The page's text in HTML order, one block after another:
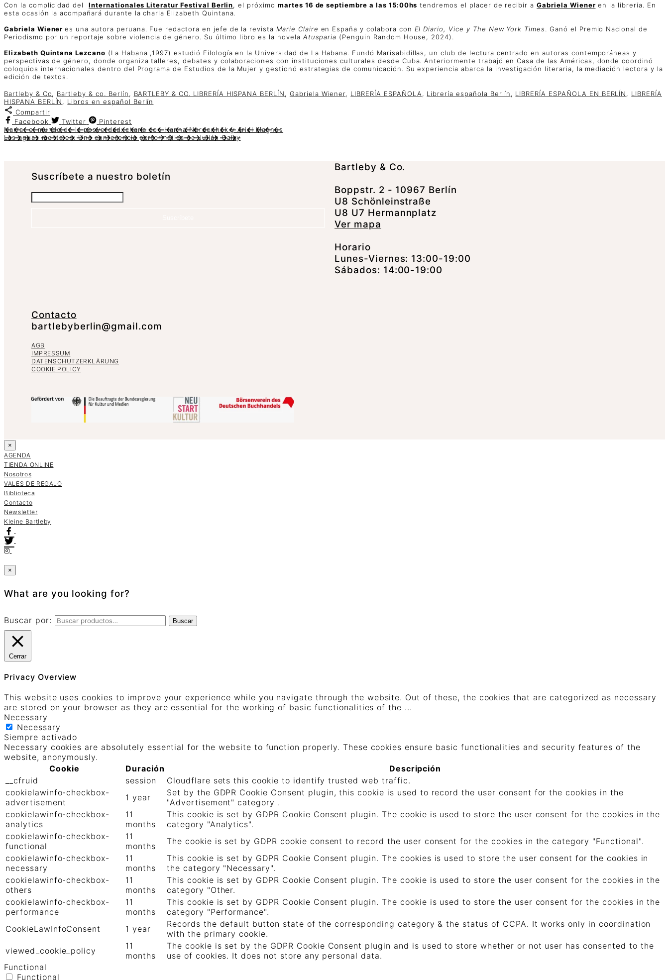
Con la complicidad delInternationales Literatur Festival Berlin, el próximo martes 16 de septiembre a las 15:00hs tendremos el placer de recibir aGabriela Wiener en la librería. En
esta ocasión la acompañará durante la charla Elizabeth Quintana.
Gabriela Wieneres una autora peruana. Fue redactora en jefe de la revistaMarie Claire en España y colabora con El Diario, Vice y The New York Times. Ganó el Premio Nacional de
Periodismo por un reportaje sobre violencia de género. Su último libro es la novela Atusparia (Penguin Random House, 2024).
Elizabeth Quintana Lezcano (La Habana ,1997) estudió Filología en la Universidad de La Habana. Fundó Marisabidillas, un club de lectura centrado en autoras contemporáneas y
perspectivas de género, donde organiza talleres, debates y colaboraciones con instituciones culturales desde Cuba. Anteriormente trabajó en Casa de las Américas, donde coordinó
coloquios internacionales dentro del Programa de Estudios de la Mujer y gestionó estrategias de comunicación. Su experiencia abarca la investigación literaria, la mediación lectora y la
edición de textos.
Bartleby & Co, Bartleby & co. Berlín, BARTLEBY & CO. LIBRERÍA HISPANA BERLÍN, Gabriela Wiener, LIBRERÍA ESPAÑOLA, Librería española Berlín, LIBRERÍA ESPAÑOLA EN BERLÍN, LIBRERÍA
HISPANA BERLÍN, Libros en español Berlín
Compartir
Facebook
Twitter
Pinterest
Narrar el mundo de la posverdad: charla con Hanna Nordenhök y Ariel Magnus
Las aguas mentales: Una conferencia performática de Julián Galay
Suscrí­bete a nuestro boletín
Bartleby & Co.
Boppstr. 2 - 10967 Berlín
U8 Schönleinstraße
U8 U7 Hermannplatz
Ver mapa
Horario
Lunes-Viernes: 13:00-19:00
Sábados: 14:00-19:00
Contacto
bartlebyberlin@gmail.com
AGB
IMPRESSUM
DATENSCHUTZERKLÄRUNG
COOKIE POLICY
×
AGENDA
TIENDA ONLINE
Nosotros
VALES DE REGALO
Biblioteca
Contacto
Newsletter
K lei ne Ba rtleby
×
What are you looking for?
Buscar por: Buscar
Cerrar
Privacy Overview
This website uses cookies to improve your experience while you navigate through the website. Out of these, the cookies that are categorized as necessary
are stored on your browser as they are essential for the working of basic functionalities of the ...
Necessary
Necessary
Siempre activado
Necessary cookies are absolutely essential for the website to function properly. These cookies ensure basic functionalities and security features of the
website, anonymously.
Cookie
Duración
Descripción
__cfruid
session
Cloudflare sets this cookie to identify trusted web traffic.
cookielawinfo-checkbox-
advertisement
1 year
Set by the GDPR Cookie Consent plugin, this cookie is used to record the user consent for the cookies in the
"Advertisement" category .
cookielawinfo-checkbox-
analytics
11
months
This cookie is set by GDPR Cookie Consent plugin. The cookie is used to store the user consent for the cookies in the
category "Analytics".
cookielawinfo-checkbox-
functional
11
months
The cookie is set by GDPR cookie consent to record the user consent for the cookies in the category "Functional".
cookielawinfo-checkbox-
necessary
11
months
This cookie is set by GDPR Cookie Consent plugin. The cookies is used to store the user consent for the cookies in
the category "Necessary".
cookielawinfo-checkbox-
others
11
months
This cookie is set by GDPR Cookie Consent plugin. The cookie is used to store the user consent for the cookies in the
category "Other.
cookielawinfo-checkbox-
performance
11
months
This cookie is set by GDPR Cookie Consent plugin. The cookie is used to store the user consent for the cookies in the
category "Performance".
CookieLawInfoConsent
1 year
Records the default button state of the corresponding category & the status of CCPA. It works only in coordination
with the primary cookie.
viewed_cookie_policy
11
months
The cookie is set by the GDPR Cookie Consent plugin and is used to store whether or not user has consented to the
use of cookies. It does not store any personal data.
Functional
Functional